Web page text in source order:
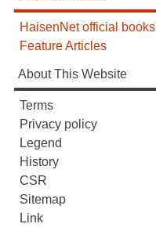
HaisenNet official books
Feature Articles
About This Website
Terms
Privacy policy
Legend
History
CSR
Sitemap
Link